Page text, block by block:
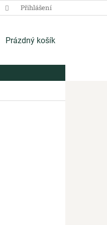
ZÁSADY ZPRACOVÁNÍ
Přihlášení
NÁKUPNÍ
Prázdný košík